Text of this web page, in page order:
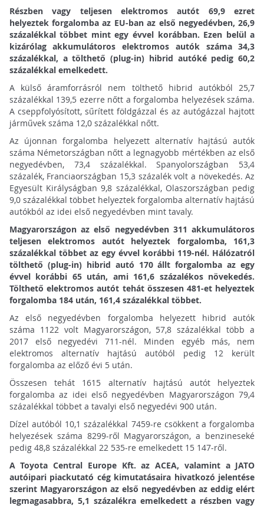
Részben vagy teljesen elektromos autót 69,9 ezret
helyeztek forgalomba az EU-ban az első negyedévben, 26,9
százalékkal többet mint egy évvel korábban. Ezen belül a
kizárólag akkumulátoros elektromos autók száma 34,3
százalékkal, a tölthető (plug-in) hibrid autóké pedig 60,2
százalékkal emelkedett.
A külső áramforrásról nem tölthető hibrid autókból 25,7
százalékkal 139,5 ezerre nőtt a forgalomba helyezések száma.
A cseppfolyósított, sűrített földgázzal és az autógázzal hajtott
járművek száma 12,0 százalékkal nőtt.
Az újonnan forgalomba helyezett alternatív hajtású autók
száma Németországban nőtt a legnagyobb mértékben az első
negyedévben, 73,4 százalékkal. Spanyolországban 53,4
százalék, Franciaországban 15,3 százalék volt a növekedés. Az
Egyesült Királyságban 9,8 százalékkal, Olaszországban pedig
9,0 százalékkal többet helyeztek forgalomba alternatív hajtású
autókból az idei első negyedévben mint tavaly.
Magyarországon az első negyedévben 311 akkumulátoros
teljesen elektromos autót helyeztek forgalomba, 161,3
százalékkal többet az egy évvel korábbi 119-nél. Hálózatról
tölthető (plug-in) hibrid autó 170 állt forgalomba az egy
évvel korábbi 65 után, ami 161,6 százalékos növekedés.
Tölthető elektromos autót tehát összesen 481-et helyeztek
forgalomba 184 után, 161,4 százalékkal többet.
Az első negyedévben forgalomba helyezett hibrid autók
száma 1122 volt Magyarországon, 57,8 százalékkal több a
2017 első negyedévi 711-nél. Minden egyéb más, nem
elektromos alternatív hajtású autóból pedig 12 került
forgalomba az előző évi 5 után.
Összesen tehát 1615 alternatív hajtású autót helyeztek
forgalomba az idei első negyedévben Magyarországon 79,4
százalékkal többet a tavalyi első negyedévi 900 után.
Dízel autóból 10,1 százalékkal 7459-re csökkent a forgalomba
helyezések száma 8299-ről Magyarországon, a benzineseké
pedig 48,8 százalékkal 22 535-re emelkedett 15 147-ről.
A Toyota Central Europe Kft. az ACEA, valamint a JATO
autóipari piackutató cég kimutatásaira hivatkozó jelentése
szerint Magyarországon az első negyedévben az eddig elért
legmagasabbra, 5,1 százalékra emelkedett a részben vagy